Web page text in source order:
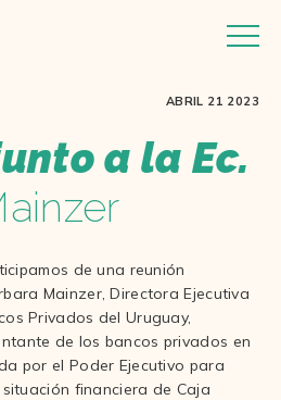
ABRIL 21 2023
a la Ec.
de una reunión
Mainzer, Directora Ejecutiva
Privados del Uruguay,
de los bancos privados en
por el Poder Ejecutivo para
financiera de Caja